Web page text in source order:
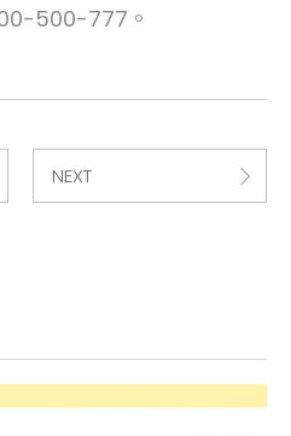
500-777。
NEXT